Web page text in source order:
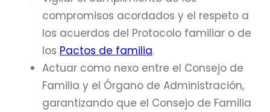
compromisos acordados y el respeto a
los acuerdos del Protocolo familiar o de
los Pactos de familia.
Actuar como nexo entre el Consejo de
Familia y el Órgano de Administración,
garantizando que el Consejo de Familia